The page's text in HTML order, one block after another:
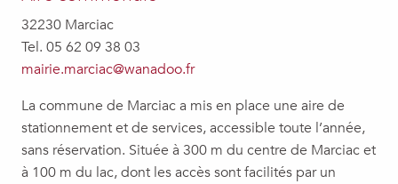
32230 Marciac
Tel. 05 62 09 38 03
mairie.marciac@wanadoo.fr
La commune de Marciac a mis en place une aire de
stationnement et de services, accessible toute l’année,
sans réservation. Située à 300 m du centre de Marciac et
à 100 m du lac, dont les accès sont facilités par un